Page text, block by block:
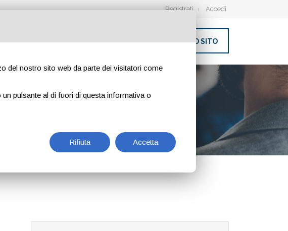
Registrati Accedi
INSERISCI IL TUO SITO
del nostro sito web da parte dei visitatori come
pulsante al di fuori di questa informativa o
Rifiuta Accetta